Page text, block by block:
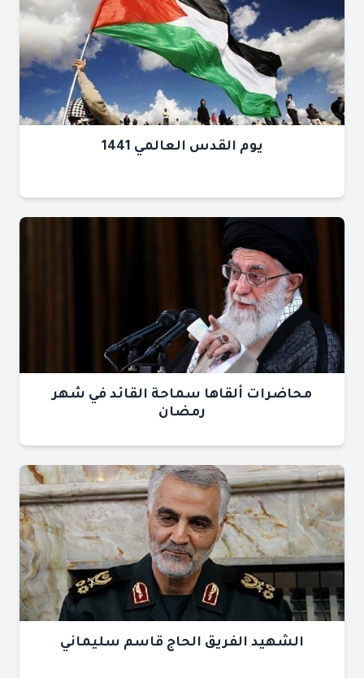
يوم القدس العالمي 1441
محاضرات ألقاها سماحة القائد في شهر
رمضان
الشهيد الفريق الحاج قاسم سليماني